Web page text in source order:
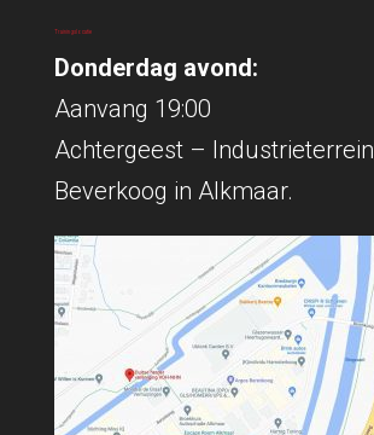
Trainingslocatie
Donderdag avond:
Aanvang 19:00
Achtergeest – Industrieterrein
Beverkoog in Alkmaar.